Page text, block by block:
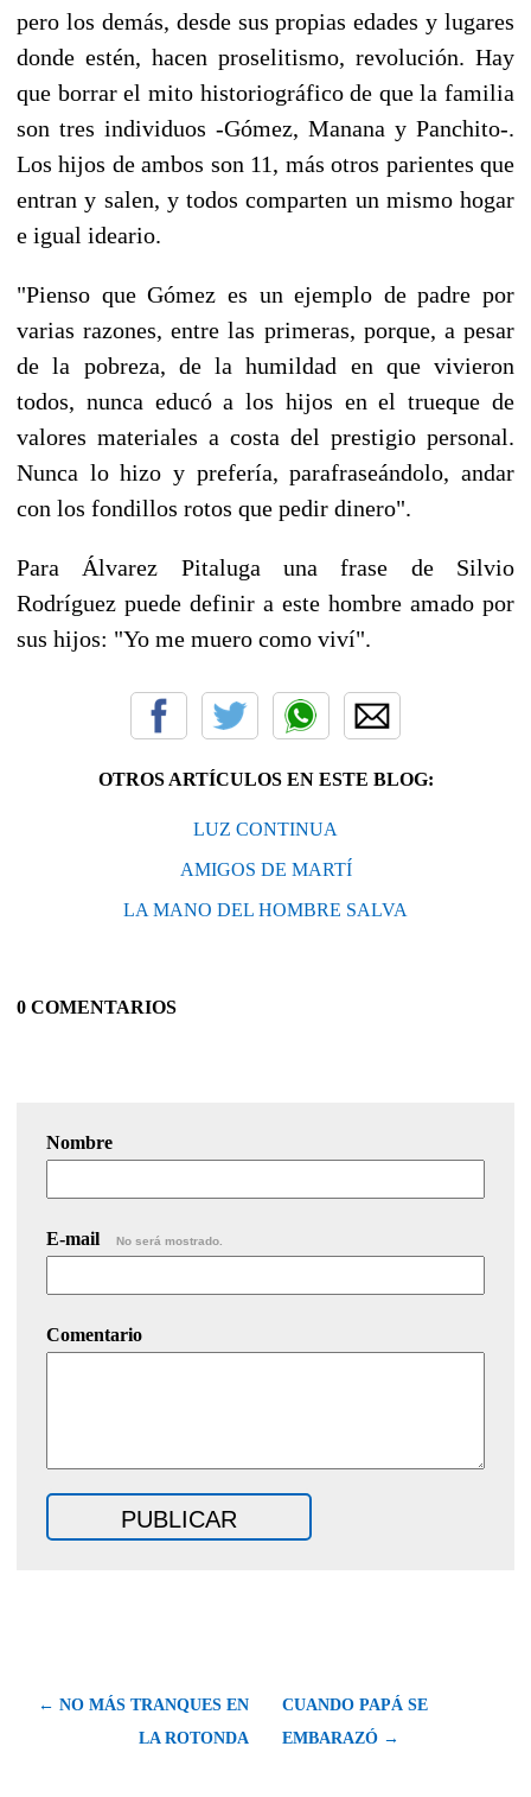
pero los demás, desde sus propias edades y lugares
donde estén, hacen proselitismo, revolución. Hay
que borrar el mito historiográfico de que la familia
son tres individuos -Gómez, Manana y Panchito-.
Los hijos de ambos son 11, más otros parientes que
entran y salen, y todos comparten un mismo hogar
e igual ideario.
"Pienso que Gómez es un ejemplo de padre por
varias razones, entre las primeras, porque, a pesar
de la pobreza, de la humildad en que vivieron
todos, nunca educó a los hijos en el trueque de
valores materiales a costa del prestigio personal.
Nunca lo hizo y prefería, parafraseándolo, andar
con los fondillos rotos que pedir dinero".
Para Álvarez Pitaluga una frase de Silvio
Rodríguez puede definir a este hombre amado por
sus hijos: "Yo me muero como viví".
OTROS ARTÍCULOS EN ESTE BLOG:
LUZ CONTINUA
AMIGOS DE MARTÍ
LA MANO DEL HOMBRE SALVA
0 COMENTARIOS
Nombre
E-mail No será mostrado.
Comentario
← NO MÁS TRANQUES EN
LA ROTONDA
CUANDO PAPÁ SE
EMBARAZÓ →